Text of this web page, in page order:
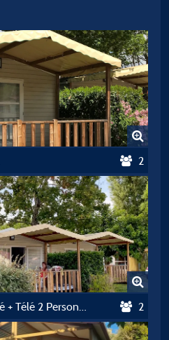
2
Mobilhome Tara Climatisé + Télé 2 Personnes 2